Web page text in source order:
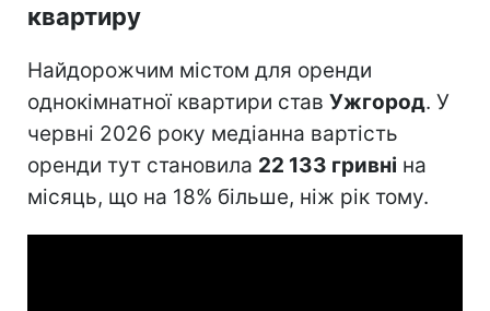
квартиру
Найдорожчим містом для оренди
однокімнатної квартири став Ужгород. У
червні 2026 року медіанна вартість
оренди тут становила 22 133 гривні на
місяць, що на 18% більше, ніж рік тому.